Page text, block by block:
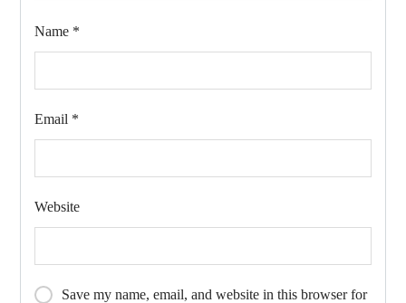
Name *
Email *
Website
Save my name, email, and website in this browser for